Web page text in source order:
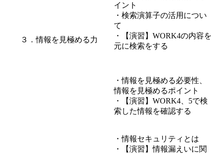
３．情報を見極める力
イント
・検索演算子の活用につい
て
・【演習】WORK4の内容を
元に検索をする
・情報を見極める必要性、
情報を見極めるポイント
・【演習】WORK4、5で検
索した情報を確認する
・情報セキュリティとは
・【演習】情報漏えいに関